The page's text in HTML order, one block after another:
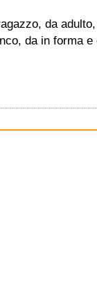
da
da in forma